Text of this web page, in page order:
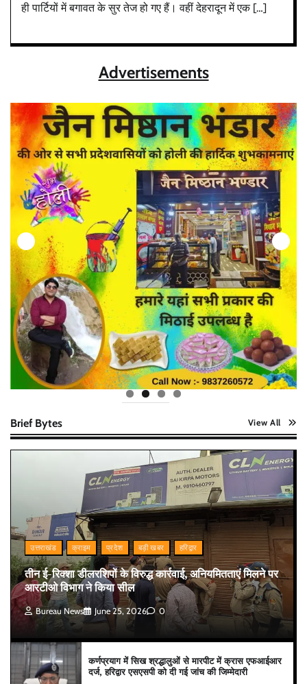
ही पार्टियों में बगावत के सुर तेज हो गए हैं। वहीं देहरादून में एक […]
Advertisements
Brief Bytes View All
उत्तराखंड क्राइम प्रदेश बड़ी खबर हरिद्वार
तीन ई-रिक्शा डीलरशिपों के विरुद्ध कार्रवाई, अनियमितताएं मिलने पर
आरटीओ विभाग ने किया सील
Bureau News June 25, 2026 0
कर्णप्रयाग में सिख श्रद्धालुओं से मारपीट में क्रास एफआईआर
दर्ज, हरिद्वार एसएसपी को दी गई जांच की जिम्मेदारी